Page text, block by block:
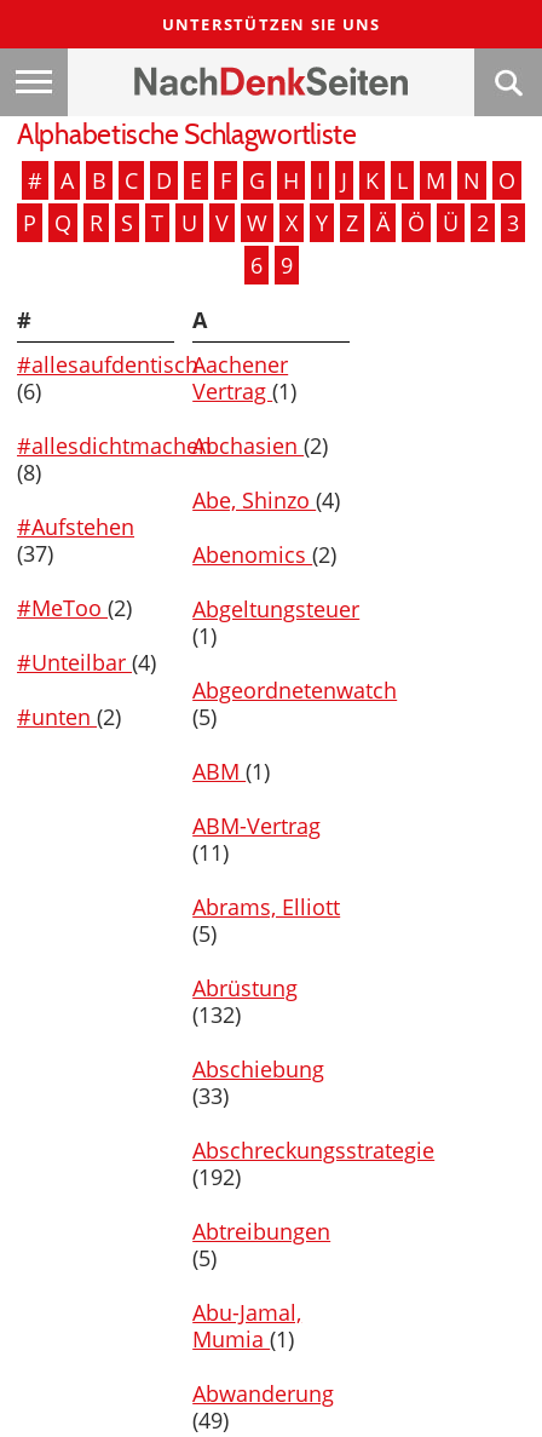
UNTERSTÜTZEN SIE UNS
Alphabetische Schlagwortliste
# A B C D E F G H I J K L M N
O
P
Q R S T U V W X Y Z Ä Ö Ü 2
3
6
9
#
#allesaufdentisch
(6)
#allesdichtmachen
(8)
#Aufstehen
(37)
#MeToo (2)
#Unteilbar (4)
#unten (2)
A
Aachener
Vertrag(1)
Abchasien(2)
Abe, Shinzo(4)
Abenomics(2)
Abgeltungsteuer
(1)
Abgeordnetenwatch
(5)
ABM(1)
ABM-Vertrag
(11)
Abrams, Elliott
(5)
Abrüstung
(132)
Abschiebung
(33)
Abschreckungsstrategie
(192)
Abtreibungen
(5)
Abu-Jamal,
Mumia(1)
Abwanderung
(49)